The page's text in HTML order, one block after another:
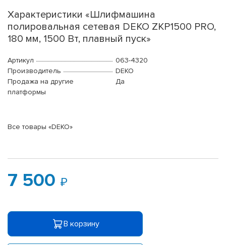
Характеристики «Шлифмашина
полировальная сетевая DEKO ZKP1500 PRO,
180 мм, 1500 Вт, плавный пуск»
Артикул
063-4320
Производитель
DEKO
Продажа на другие
платформы
Да
Все товары «DEKO»
7 500
В корзину